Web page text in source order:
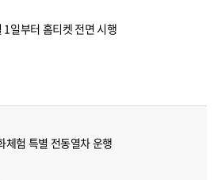
1일부터 홈티켓 전면 시행
체험 특별 전동열차 운행